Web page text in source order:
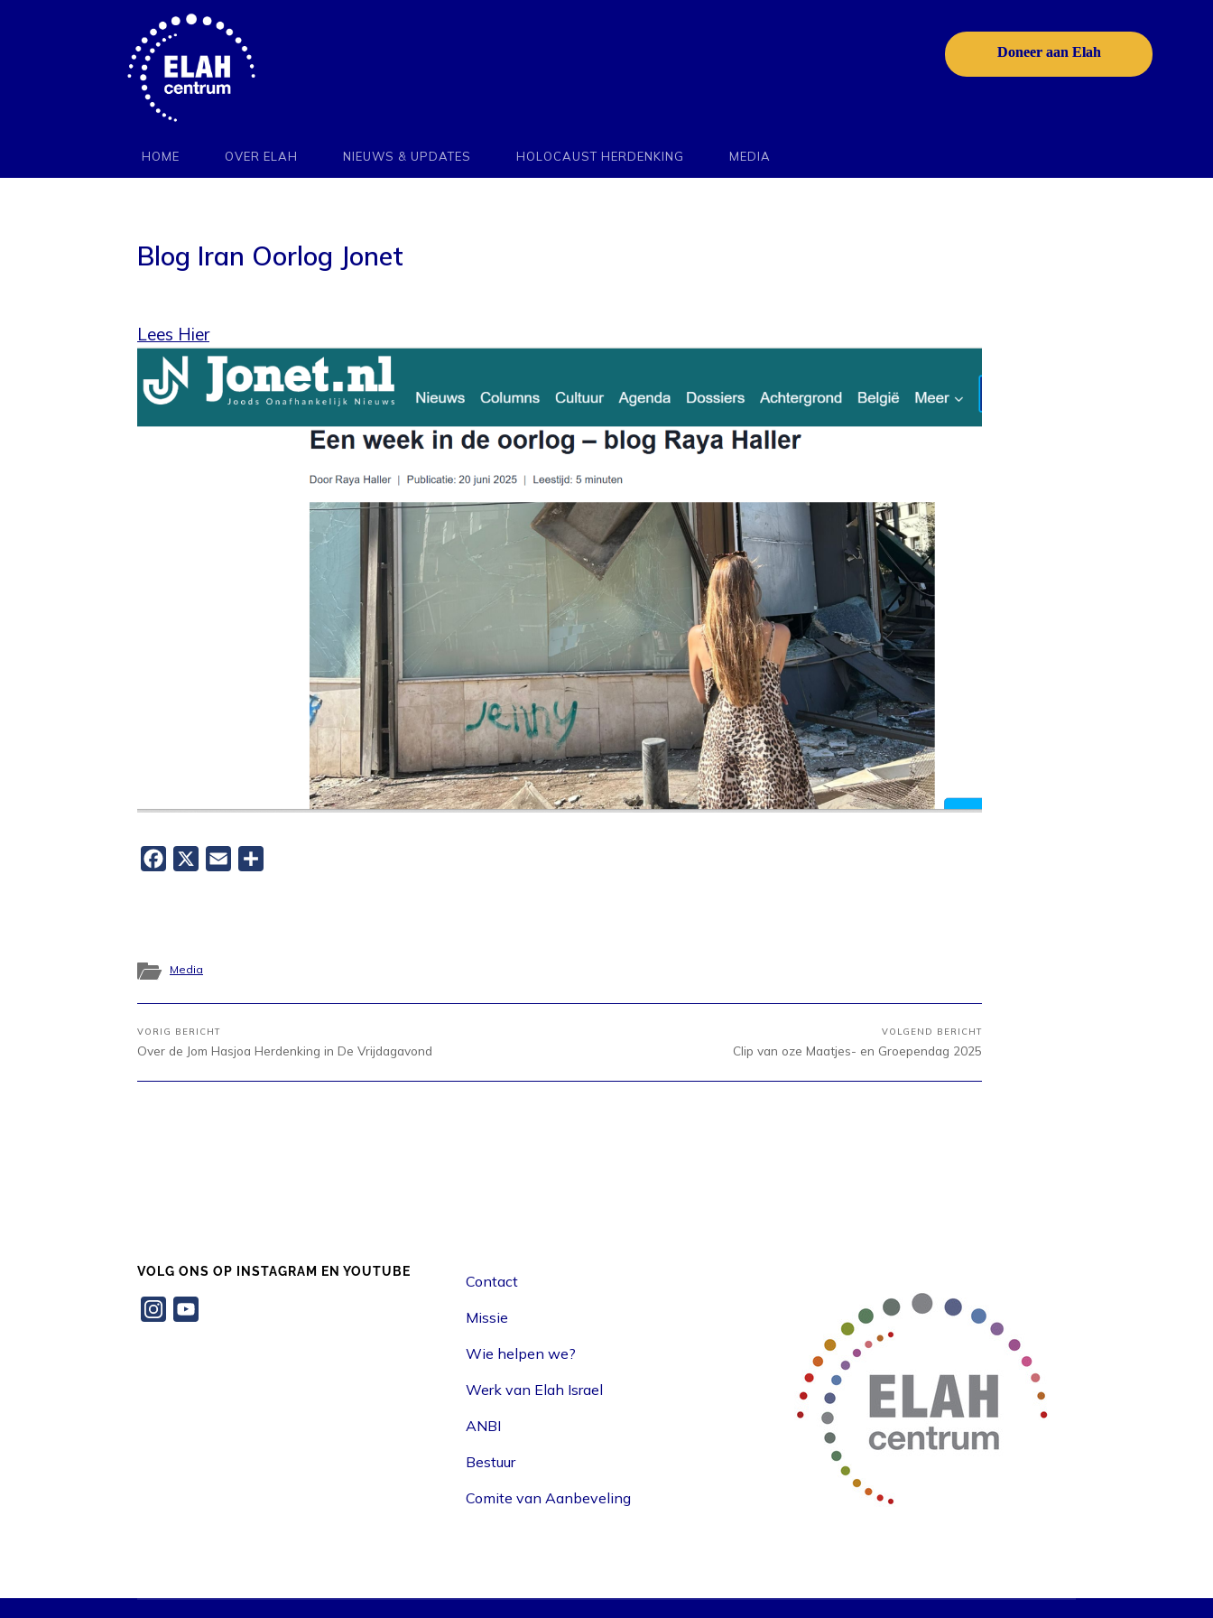
Doneer aan Elah
Nederland
HOME OVER ELAH NIEUWS & UPDATES HOLOCAUST HERDENKING MEDIA
Blog Iran Oorlog Jonet
Lees Hier
Facebook Email
Media
VORIG BERICHT
Over de Jom Hasjoa Herdenking in De Vrijdagavond
VOLGEND BERICHT
Clip van oze Maatjes- en Groependag 2025
VOLG ONS OP INSTAGRAM EN YOUTUBE
Instagram
Contact
Missie
Wie helpen we?
Werk van Elah Israel
ANBI
Bestuur
Comite van Aanbeveling